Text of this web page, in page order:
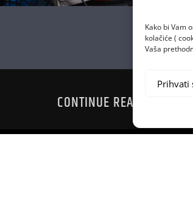
Kako bi Vam
kolačiće (
Vaša
Prihvati
CONTINUE READING